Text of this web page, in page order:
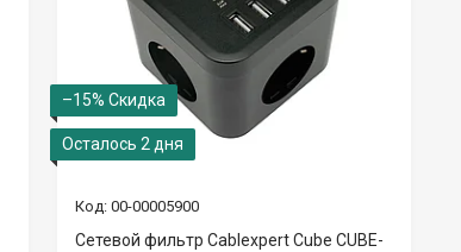
–15%
Осталось 2 дня
00-00005900
Сетевой фильтр Cablexpert Cube CUBE-